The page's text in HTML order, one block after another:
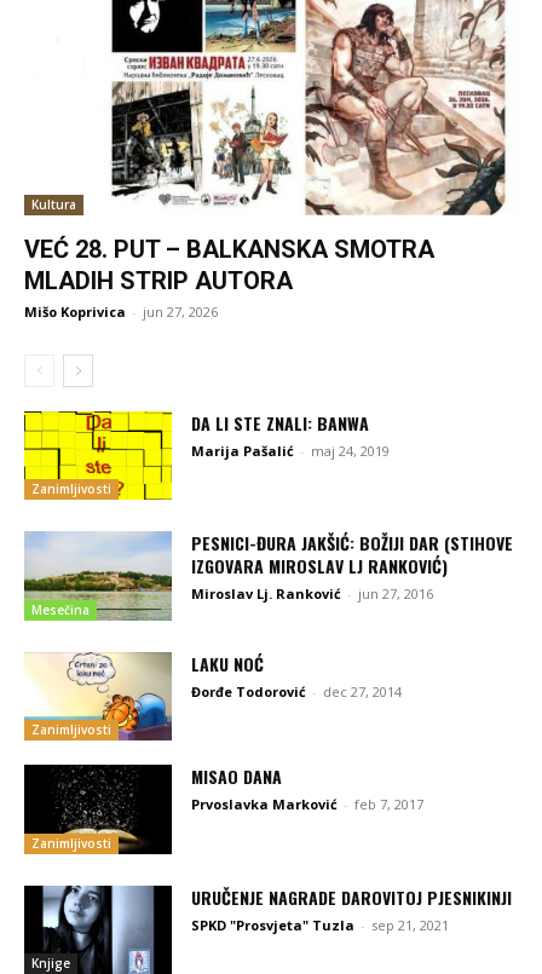
Kultura
VEĆ 28. PUT – BALKANSKA SMOTRA
MLADIH STRIP AUTORA
Mišo Koprivica - jun 27, 2026
Zanimljivosti
DA LI STE ZNALI: BANWA
Marija Pašalić - maj 24, 2019
Mesečina
PESNICI-ĐURA JAKŠIĆ: BOŽIJI DAR (STIHOVE
IZGOVARA MIROSLAV LJ RANKOVIĆ)
Miroslav Lj. Ranković - jun 27, 2016
Zanimljivosti
LAKU NOĆ
Đorđe Todorović - dec 27, 2014
Zanimljivosti
MISAO DANA
Prvoslavka Marković - feb 7, 2017
Knjige
URUČENJE NAGRADE DAROVITOJ PJESNIKINJI
SPKD "Prosvjeta" Tuzla - sep 21, 2021